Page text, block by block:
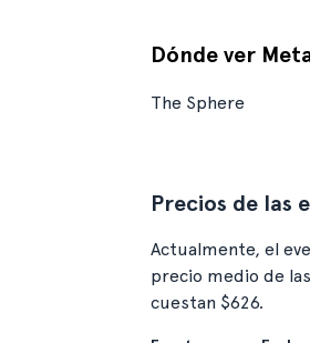
Dónde ver
The Sphere
Precios de las
Actualmente, el
precio medio de
cuestan $626.